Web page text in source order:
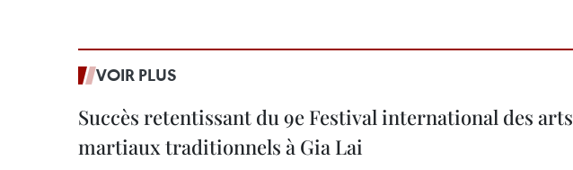
VOIR PLUS
Succès retentissant du 9e Festival international des arts
martiaux traditionnels à Gia Lai